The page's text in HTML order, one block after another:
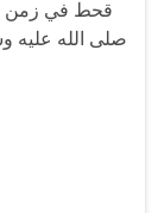
قحط في زمن
صلى الله عليه